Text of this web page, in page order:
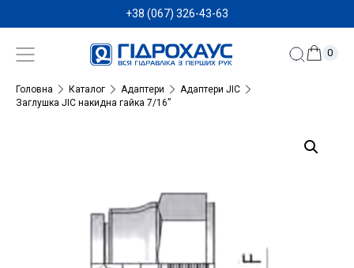
+38 (067) 326-43-63
0
Головна Каталог Адаптери
Адаптери JIC
Заглушка JIC накидна гайка 7/16”